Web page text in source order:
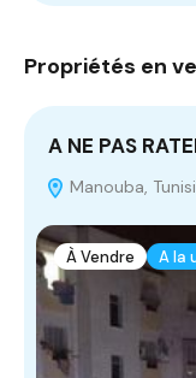
Propriétés en
A NE PAS
Manouba,
À Vendre A la